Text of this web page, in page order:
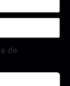
de